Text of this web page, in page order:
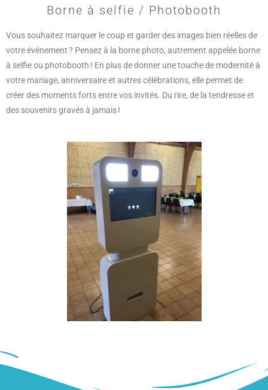
Borne à selfie / Photobooth
Vous souhaitez marquer le coup et garder des images bien réelles de
votre événement ? Pensez à la borne photo, autrement appelée borne
à selfie ou photobooth ! En plus de donner une touche de modernité à
votre mariage, anniversaire et autres célébrations, elle permet de
créer des moments forts entre vos invités. Du rire, de la tendresse et
des souvenirs gravés à jamais !